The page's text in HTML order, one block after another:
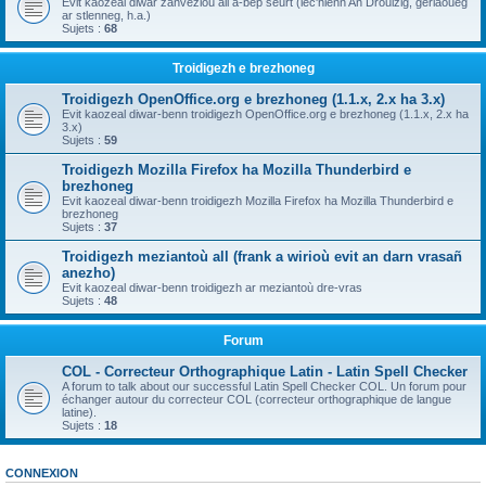
ar stlenneg, h.a.)
Sujets : 68
Troidigezh e brezhoneg
Troidigezh OpenOffice.org e brezhoneg (1.1.x, 2.x ha 3.x)
Evit kaozeal diwar-benn troidigezh OpenOffice.org e brezhoneg (1.1.x, 2.x ha
3.x)
Sujets : 59
Troidigezh Mozilla Firefox ha Mozilla Thunderbird e
brezhoneg
Evit kaozeal diwar-benn troidigezh Mozilla Firefox ha Mozilla Thunderbird e
brezhoneg
Sujets : 37
Troidigezh meziantoù all (frank a wirioù evit an darn vrasañ
anezho)
Evit kaozeal diwar-benn troidigezh ar meziantoù dre-vras
Sujets : 48
Forum
COL - Correcteur Orthographique Latin - Latin Spell Checker
A forum to talk about our successful Latin Spell Checker COL. Un forum pour
échanger autour du correcteur COL (correcteur orthographique de langue
latine).
Sujets : 18
CONNEXION